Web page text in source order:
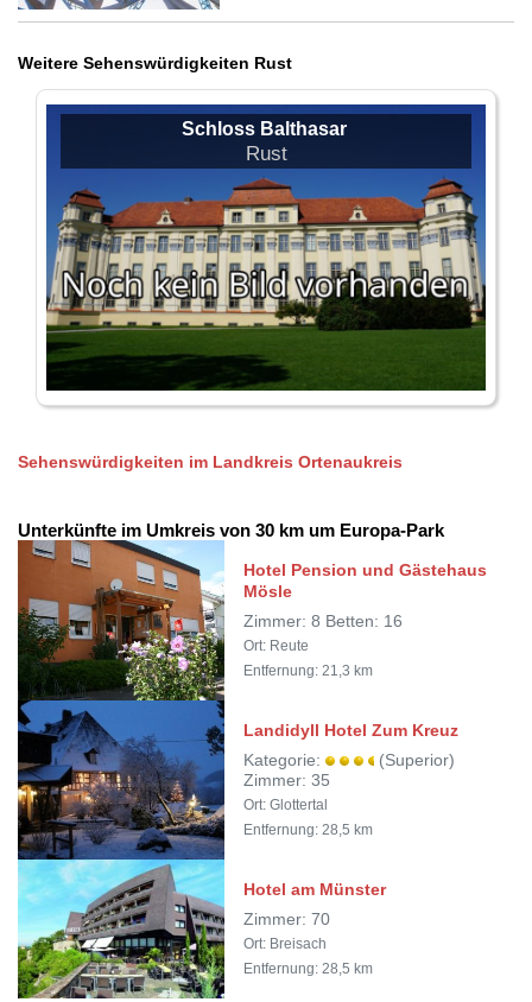
Weitere Sehenswürdigkeiten Rust
Schloss Balthasar
Rust
Sehenswürdigkeiten im Landkreis Ortenaukreis
Unterkünfte im Umkreis von 30 km um Europa-Park
Hotel Pension und Gästehaus
Mösle
Zimmer: 8 Betten: 16
Ort: Reute
Entfernung: 21,3 km
Landidyll Hotel Zum Kreuz
Kategorie:
(Superior)
Zimmer: 35
Ort: Glottertal
Entfernung: 28,5 km
Hotel am Münster
Zimmer: 70
Ort: Breisach
Entfernung: 28,5 km